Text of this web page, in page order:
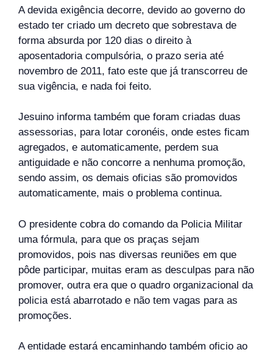
A devida exigência decorre, devido ao governo do
estado ter criado um decreto que sobrestava de
forma absurda por 120 dias o direito à
aposentadoria compulsória, o prazo seria até
novembro de 2011, fato este que já transcorreu de
sua vigência, e nada foi feito.
Jesuino informa também que foram criadas duas
assessorias, para lotar coronéis, onde estes ficam
agregados, e automaticamente, perdem sua
antiguidade e não concorre a nenhuma promoção,
sendo assim, os demais oficias são promovidos
automaticamente, mais o problema continua.
O presidente cobra do comando da Policia Militar
uma fórmula, para que os praças sejam
promovidos, pois nas diversas reuniões em que
pôde participar, muitas eram as desculpas para não
promover, outra era que o quadro organizacional da
policia está abarrotado e não tem vagas para as
promoções.
A entidade estará encaminhando também oficio ao